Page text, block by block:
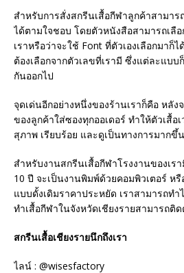
สำหรับการสั่งสกรีนเสื้อกีฬาลูกค้าสามาร
ได้ตามใจชอบ โดยตัวหนังสือสามารถเลื
เราหรือว่าจะใช้ Font ที่ตัวเองเลือกมาก็
ต้องเลือกจากตัวเลขที่เรามี ซึ่งแต่ละแบ
กันออกไป
จุดเด่นอีกอย่างหนึ่งของร้านเราก็คือ หลัง
ของลูกค้าใส่ซองทุกออเดอร์ ทำให้ตัวเสื้อ
สุภาพ เรียบร้อย และดูเป็นทางการมากขึ้
สำหรับงานสกรีนเสื้อกีฬาโรงงานของเ
10 ปี จะเป็นงานพิมพ์ด้วยคอมพิวเตอร์ ห
แบบดั้งเดิมราคาประหยัด เราสามารถท
ทำเสื้อกีฬาในจังหวัดเชียงรายสามารถติด
สกรีนเสื้อเชียงรายนึกถึงเรา
ไลน์ : @wisesfactory